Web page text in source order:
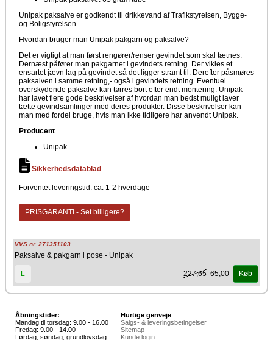
Unipak paksalve er godkendt til drikkevand af Trafikstyrelsen, Bygge-
og Boligstyrelsen.
Hvordan bruger man Unipak pakgarn og paksalve?
Det er vigtigt at man først rengører/renser gevindet som skal tætnes.
Dernæst påfører man pakgarnet i gevindets retning. Der vikles et
ensartet jævn lag på gevindet så det ligger stramt til. Derefter påsmøres
paksalven i samme retning,- også i gevindets retning. Eventuel
overskydende paksalve kan tørres bort efter endt montering. Unipak
har lavet flere gode beskrivelser af hvordan man bedst muligt laver
tætte gevindsamlinger med deres produkter. Disse beskrivelser kan
man med fordel bruge, hvis man ikke tidligere har anvendt Unipak.
Producent
Unipak
Sikkerhedsdatablad
Forventet leveringstid: ca. 1-2 hverdage
PRISGARANTI - Set billigere?
VVS nr. 271351103
Paksalve & pakgarn i pose - Unipak
L 227,65 65,00 Køb
Åbningstider:
Mandag til torsdag: 9.00 - 16.00
Fredag: 9.00 - 14.00
Lørdag, søndag, grundlovsdag
Hurtige genveje
Salgs- & leveringsbetingelser
Sitemap
Kunde login